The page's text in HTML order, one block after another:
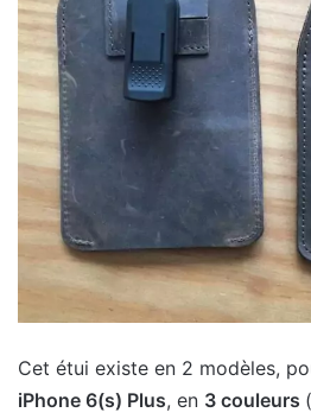
Cet étui existe en 2 modèles,
iPhone 6(s) Plus, en 3 couleurs